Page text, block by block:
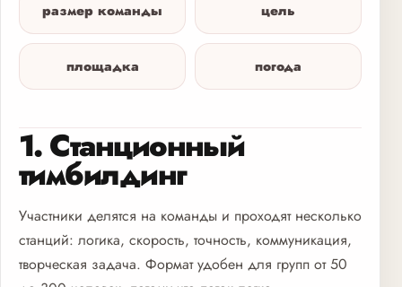
размер команды цель
площадка погода
1. Станционный
тимбилдинг
Участники делятся на команды и проходят несколько
станций: логика, скорость, точность, коммуникация,
творческая задача. Формат удобен для групп от 50